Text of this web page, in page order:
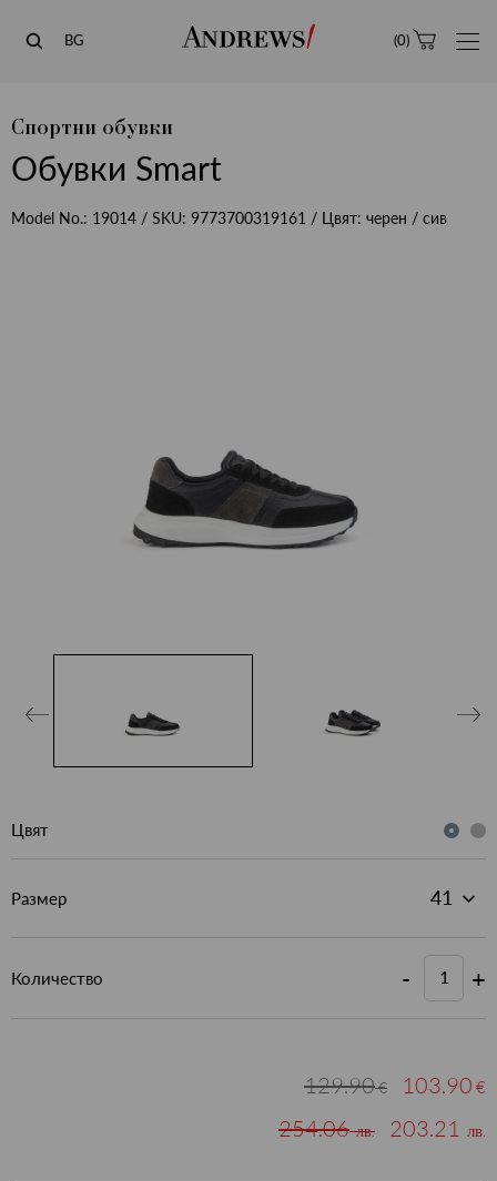
Andrews
BG (0)
Спортни обувки
Обувки Smart
Model No.: 19014 / SKU: 9773700319161 / Цвят: черен / сив
Цвят
Размер
Количество - +
129.90€ 103.90 €
254.06лв. 203.21 лв.